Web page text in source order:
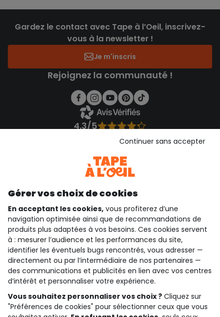
Gardez le contact avec Tape à l’Oeil, inscrivez-
vous à la newsletter !
Je m'inscris
Rejoignez la communauté !
4.3/5
Voir l’attestation de confiance
Téléchargez notre application
Découvrir notre application
qui sommes-nous ?
besoin d'aide ?
le club fidélité
notre catalogue
Gérer vos choix de cookies
En acceptant les cookies, vous profiterez d’une
navigation optimisée ainsi que de recommandations de
produits plus adaptées à vos besoins. Ces cookies servent
à : mesurer l’audience et les performances du site,
identifier les éventuels bugs rencontrés, vous adresser —
directement ou par l’intermédiaire de nos partenaires —
des communications et publicités en lien avec vos centres
d’intérêt et personnaliser votre expérience.
Vous souhaitez personnaliser vos choix ? Cliquez sur
"Préférences de cookies" pour sélectionner ceux que vous
Continuer sans accepter